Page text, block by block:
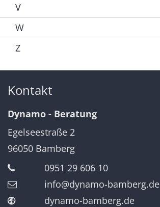
V
W
Z
Kontakt
Dynamo - Beratung
Egelseestraße 2
96050 Bamberg
0951 29 606 10
info@dynamo-bamberg.de
dynamo-bamberg.de